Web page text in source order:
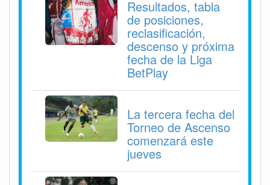
Resultados, tabla
de posiciones,
reclasificación,
descenso y próxima
fecha de la Liga
BetPlay
La tercera fecha del
Torneo de Ascenso
comenzará este
jueves